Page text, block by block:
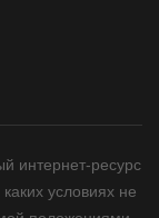
интернет-ресурс
условиях не